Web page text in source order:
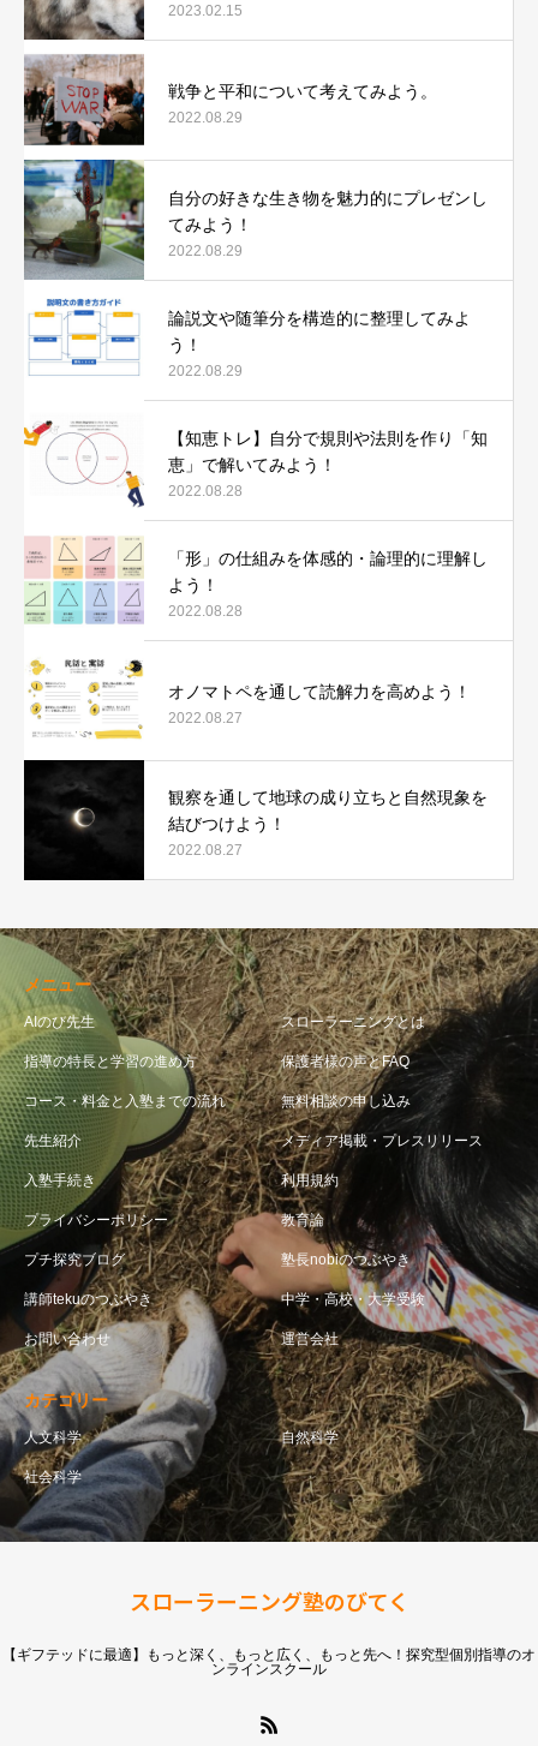
2023.02.15
戦争と平和について考えてみよう。
2022.08.29
自分の好きな生き物を魅力的にプレゼンし
てみよう！
2022.08.29
論説文や随筆分を構造的に整理してみよ
う！
2022.08.29
【知恵トレ】自分で規則や法則を作り「知
恵」で解いてみよう！
2022.08.28
「形」の仕組みを体感的・論理的に理解し
よう！
2022.08.28
オノマトペを通して読解力を高めよう！
2022.08.27
観察を通して地球の成り立ちと自然現象を
結びつけよう！
2022.08.27
メニュー
AIのび先生 スローラーニングとは
指導の特長と学習の進め方 保護者様の声とFAQ
コース・料金と入塾までの流れ 無料相談の申し込み
先生紹介 メディア掲載・プレスリリース
入塾手続き 利用規約
プライバシーポリシー 教育論
プチ探究ブログ 塾長nobiのつぶやき
講師tekuのつぶやき 中学・高校・大学受験
お問い合わせ 運営会社
カテゴリー
人文科学 自然科学
社会科学
スローラーニング塾のびてく
【ギフテッドに最適】もっと深く、もっと広く、もっと先へ！探究型個別指導のオ
ンラインスクール